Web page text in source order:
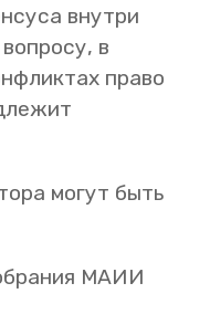
внутри
в
право
могут быть
МАИИ